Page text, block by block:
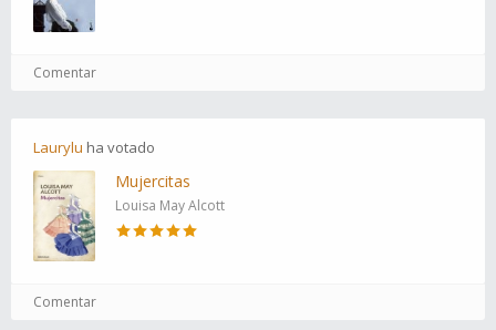
Comentar
Laurylu ha votado
Mujercitas
Louisa May Alcott
Comentar